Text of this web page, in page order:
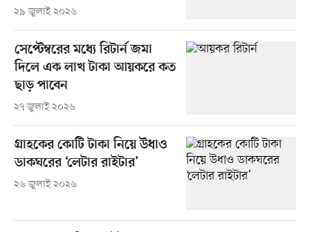
২৯ জুলাই ২০২৬
সেপ্টেম্বরের মধ্যে রিটার্ন জমা
দিলে এক লাখ টাকা আয়করে কত
ছাড় পাবেন
২৭ জুলাই ২০২৬
গ্রাহকের কোটি টাকা নিয়ে উধাও
ডাকঘরের ‘লেটার রাইটার’
২৬ জুলাই ২০২৬